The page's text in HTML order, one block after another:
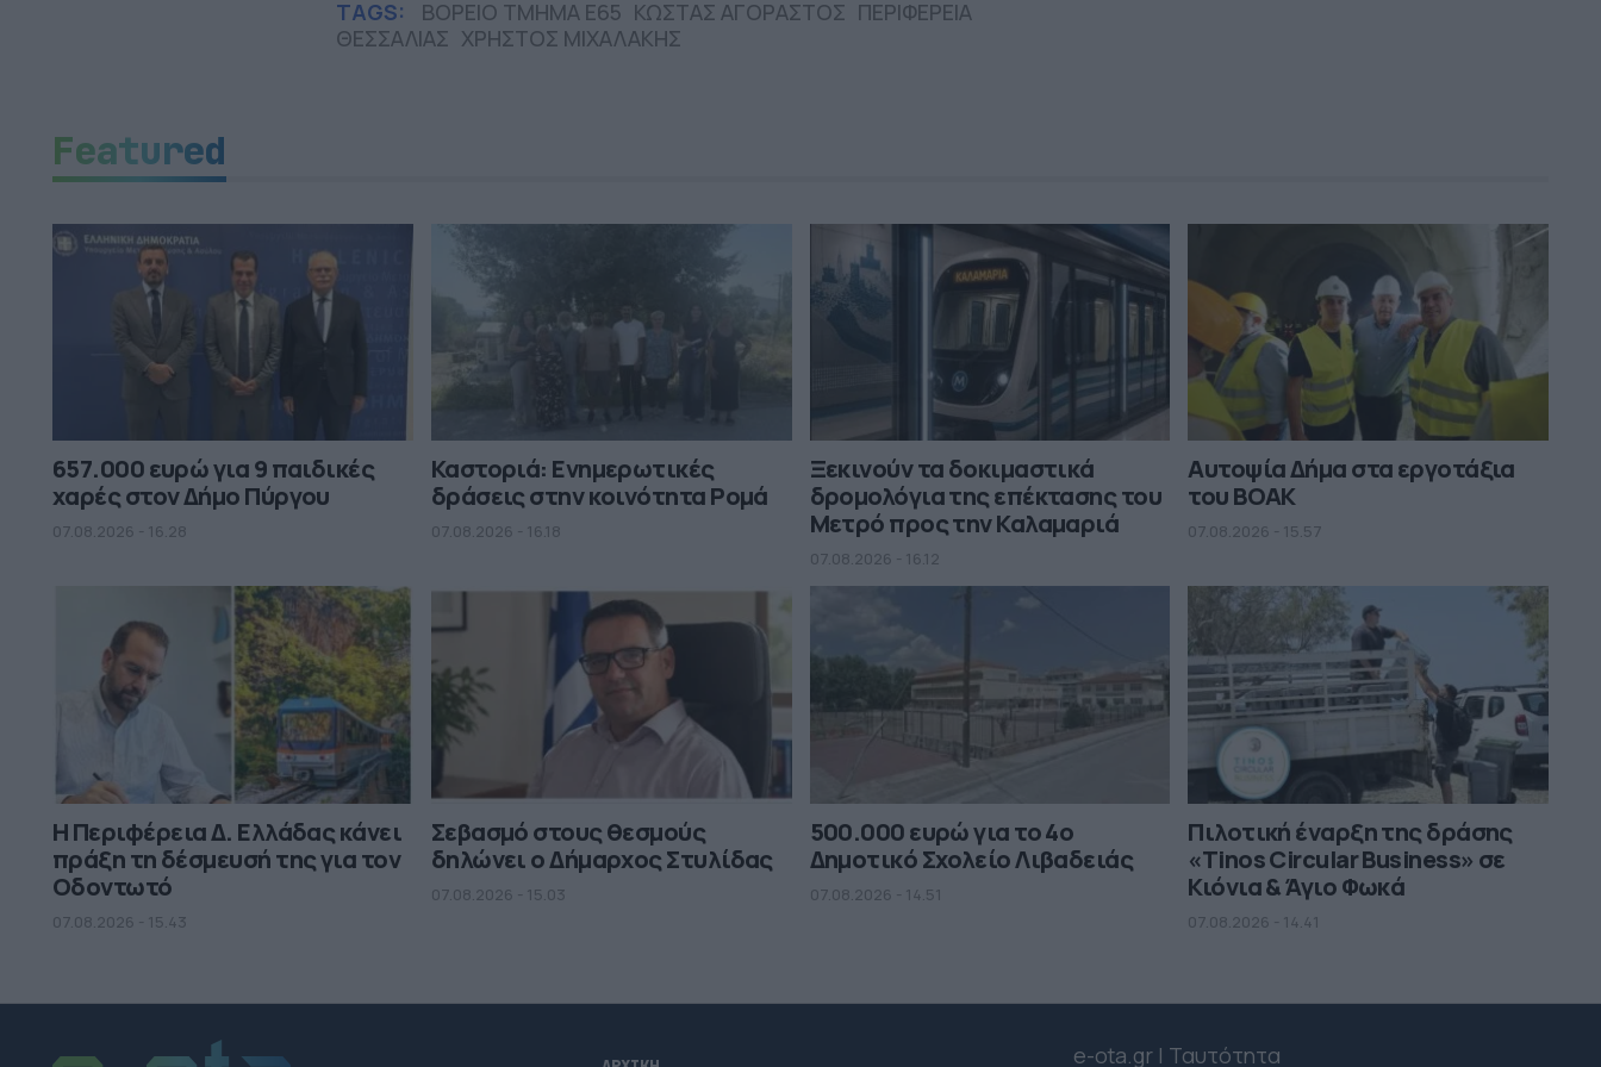
TAGS: ΒΟΡΕΙΟ ΤΜΗΜΑ Ε65 ΚΩΣΤΑΣ ΑΓΟΡΑΣΤΟΣ ΠΕΡΙΦΕΡΕΙΑ
ΘΕΣΣΑΛΙΑΣ ΧΡΗΣΤΟΣ ΜΙΧΑΛΑΚΗΣ
Featured
657.000 ευρώ για 9 παιδικές
χαρές στον Δήμο Πύργου
07.08.2026 - 16.28
Καστοριά: Ενημερωτικές
δράσεις στην κοινότητα Ρομά
07.08.2026 - 16.18
Ξεκινούν τα δοκιμαστικά
δρομολόγια της επέκτασης του
Μετρό προς την Καλαμαριά
07.08.2026 - 16.12
Αυτοψία Δήμα στα εργοτάξια
του ΒΟΑΚ
07.08.2026 - 15.57
Η Περιφέρεια Δ. Ελλάδας κάνει
πράξη τη δέσμευσή της για τον
Οδοντωτό
07.08.2026 - 15.43
Σεβασμό στους θεσμούς
δηλώνει ο Δήμαρχος Στυλίδας
07.08.2026 - 15.03
500.000 ευρώ για το 4ο
Δημοτικό Σχολείο Λιβαδειάς
07.08.2026 - 14.51
Πιλοτική έναρξη της δράσης
«Tinos Circular Business» σε
Κιόνια & Άγιο Φωκά
07.08.2026 - 14.41
e-ota.gr | Ταυτότητα